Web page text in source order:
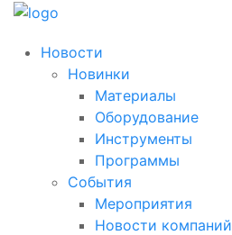
Новости
Новинки
Материалы
Оборудование
Инструменты
Программы
События
Мероприятия
Новости компаний